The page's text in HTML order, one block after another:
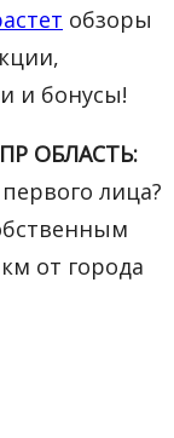
обзоры
и бонусы!
ОБЛАСТЬ:
лица?
от города